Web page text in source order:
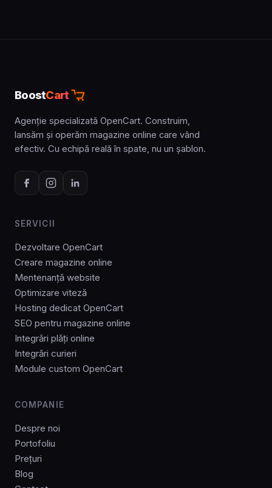
BoostCart
Agenție specializată OpenCart. Construim,
lansăm și operăm magazine online care vând
efectiv. Cu echipă reală în spate, nu un șablon.
SERVICII
Dezvoltare OpenCart
Creare magazine online
Mentenanță website
Optimizare viteză
Hosting dedicat OpenCart
SEO pentru magazine online
Integrări plăți online
Integrări curieri
Module custom OpenCart
COMPANIE
Despre noi
Portofoliu
Prețuri
Blog